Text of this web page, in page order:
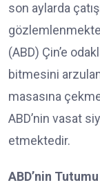
son aylarda
(ABD) Çin’e
bitmesini
masasına
ABD’nin vasat
etmektedir.
ABD’nin